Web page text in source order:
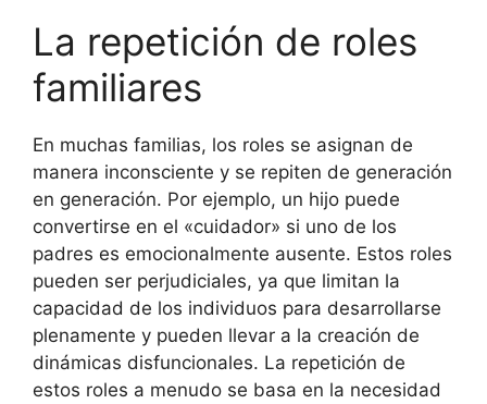
La repetición de roles
familiares
En muchas familias, los roles se asignan de
manera inconsciente y se repiten de generación
en generación. Por ejemplo, un hijo puede
convertirse en el «cuidador» si uno de los
padres es emocionalmente ausente. Estos roles
pueden ser perjudiciales, ya que limitan la
capacidad de los individuos para desarrollarse
plenamente y pueden llevar a la creación de
dinámicas disfuncionales. La repetición de
estos roles a menudo se basa en la necesidad